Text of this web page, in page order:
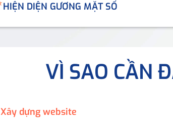
HIỆN DIỆN GƯƠNG MẶT SỐ
VÌ SAO CẦN
Xây dựng website